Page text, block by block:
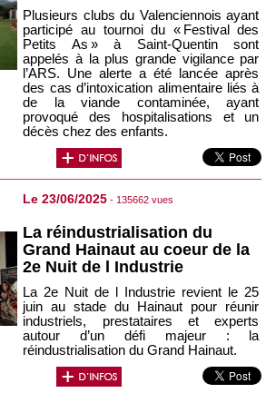
Plusieurs clubs du Valenciennois ayant
participé au tournoi du « Festival des
Petits As » à Saint‑Quentin sont
appelés à la plus grande vigilance par
l’ARS. Une alerte a été lancée après
des cas d’intoxication alimentaire liés à
de la viande contaminée, ayant
provoqué des hospitalisations et un
décès chez des enfants.
Le 23/06/2025 - 135662 vues
La réindustrialisation du
Grand Hainaut au coeur de la
2e Nuit de l Industrie
La 2e Nuit de l Industrie revient le 25
juin au stade du Hainaut pour réunir
industriels, prestataires et experts
autour d’un défi majeur : la
réindustrialisation du Grand Hainaut.